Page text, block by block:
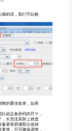
码。条宽比一般
求，不可随意调
设置条形码尺
条形码四周的方
图形属性-基本
整条码尺寸。
默认值。打印机
印出来的条形码
机商机， 因为条